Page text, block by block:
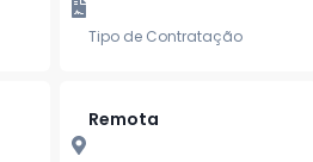
Tipo de Contratação
Remota